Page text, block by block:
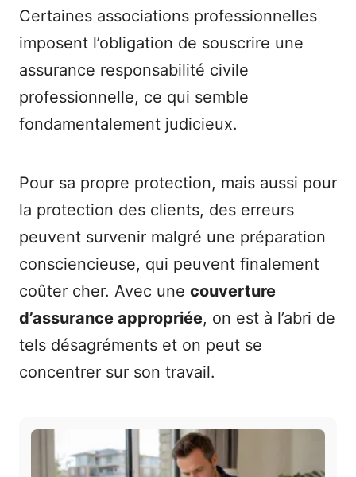
Certaines associations professionnelles
imposent l’obligation de souscrire une
assurance responsabilité civile
professionnelle, ce qui semble
fondamentalement judicieux.
Pour sa propre protection, mais aussi pour
la protection des clients, des erreurs
peuvent survenir malgré une préparation
consciencieuse, qui peuvent finalement
coûter cher. Avec une couverture
d’assurance appropriée, on est à l’abri de
tels désagréments et on peut se
concentrer sur son travail.